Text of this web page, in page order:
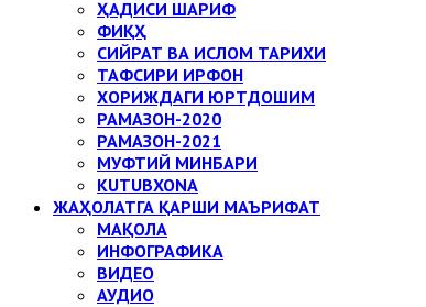
ҲАДИСИ ШАРИФ
ФИҚҲ
СИЙРАТ ВА ИСЛОМ ТАРИХИ
ТАФСИРИ ИРФОН
ХОРИЖДАГИ ЮРТДОШИМ
РАМАЗОН-2020
РАМАЗОН-2021
МУФТИЙ МИНБАРИ
KUTUBXONA
ЖАҲОЛАТГА ҚАРШИ МАЪРИФАТ
МАҚОЛА
ИНФОГРАФИКА
ВИДЕО
АУДИО